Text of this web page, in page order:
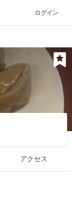
ログイン
アクセス